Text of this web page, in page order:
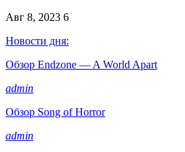
Авг 8, 2023 6
Новости дня:
Обзор Endzone — A World Apart
admin
Обзор Song of Horror
admin